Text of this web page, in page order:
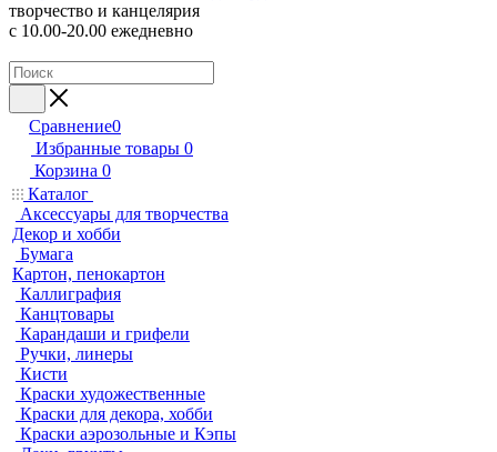
творчество и канцелярия
с 10.00-20.00 ежедневно
Сравнение0
Избранные товары 0
Корзина 0
Каталог
Аксессуары для творчества
Декор и хобби
Бумага
Картон, пенокартон
Каллиграфия
Канцтовары
Карандаши и грифели
Ручки, линеры
Кисти
Краски художественные
Краски для декора, хобби
Краски аэрозольные и Кэпы